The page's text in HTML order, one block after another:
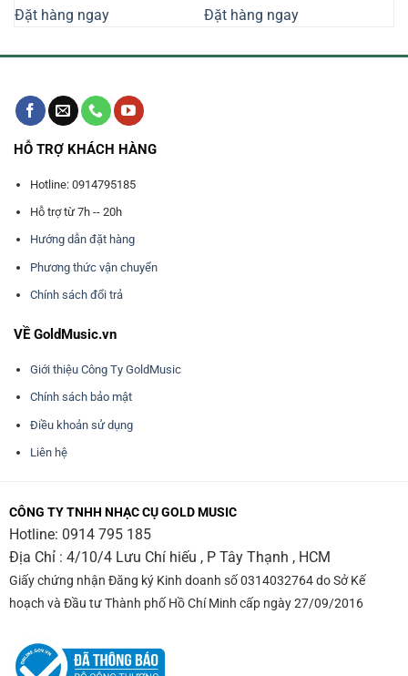
200.000₫.
Đặt hàng ngay
230.000₫.
Đặt hàng ngay
HỖ TRỢ KHÁCH HÀNG
Hotline: 0914795185
Hỗ trợ từ 7h -- 20h
Hướng dẫn đặt hàng
Phương thức vận chuyển
Chính sách đổi trả
VỀ GoldMusic.vn
Giới thiệu Công Ty GoldMusic
Chính sách bảo mật
Điều khoản sử dụng
Liên hệ
CÔNG TY TNHH NHẠC CỤ GOLD MUSIC
Hotline: 0914 795 185
Địa Chỉ : 4/10/4 Lưu Chí hiếu , P Tây Thạnh , HCM
Giấy chứng nhận Đăng ký Kinh doanh số 0314032764 do Sở Kế
hoạch và Đầu tư Thành phố Hồ Chí Minh cấp ngày 27/09/2016